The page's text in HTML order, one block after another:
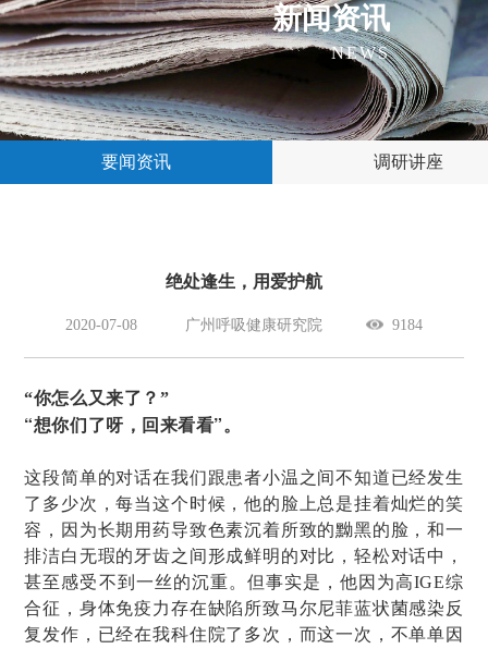
新闻资讯
NEWS
要闻资讯 调研讲座
绝处逢生，用爱护航
2020-07-08 广州呼吸健康研究院 9184
“你怎么又来了？”
“想你们了呀，回来看看”。
这段简单的对话在我们跟患者小温之间不知道已经发生
了多少次，每当这个时候，他的脸上总是挂着灿烂的笑
容，因为长期用药导致色素沉着所致的黝黑的脸，和一
排洁白无瑕的牙齿之间形成鲜明的对比，轻松对话中，
甚至感受不到一丝的沉重。但事实是，他因为高IGE综
合征，身体免疫力存在缺陷所致马尔尼菲蓝状菌感染反
复发作，已经在我科住院了多次，而这一次，不单单因